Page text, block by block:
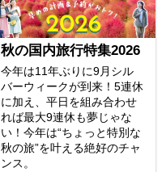
秋の国内旅行特集2026
今年は11年ぶりに9月シル
バーウィークが到来！5連休
に加え、平日を組み合わせ
れば最大9連休も夢じゃな
い！今年は“ちょっと特別な
秋の旅”を叶える絶好のチャ
ンス。